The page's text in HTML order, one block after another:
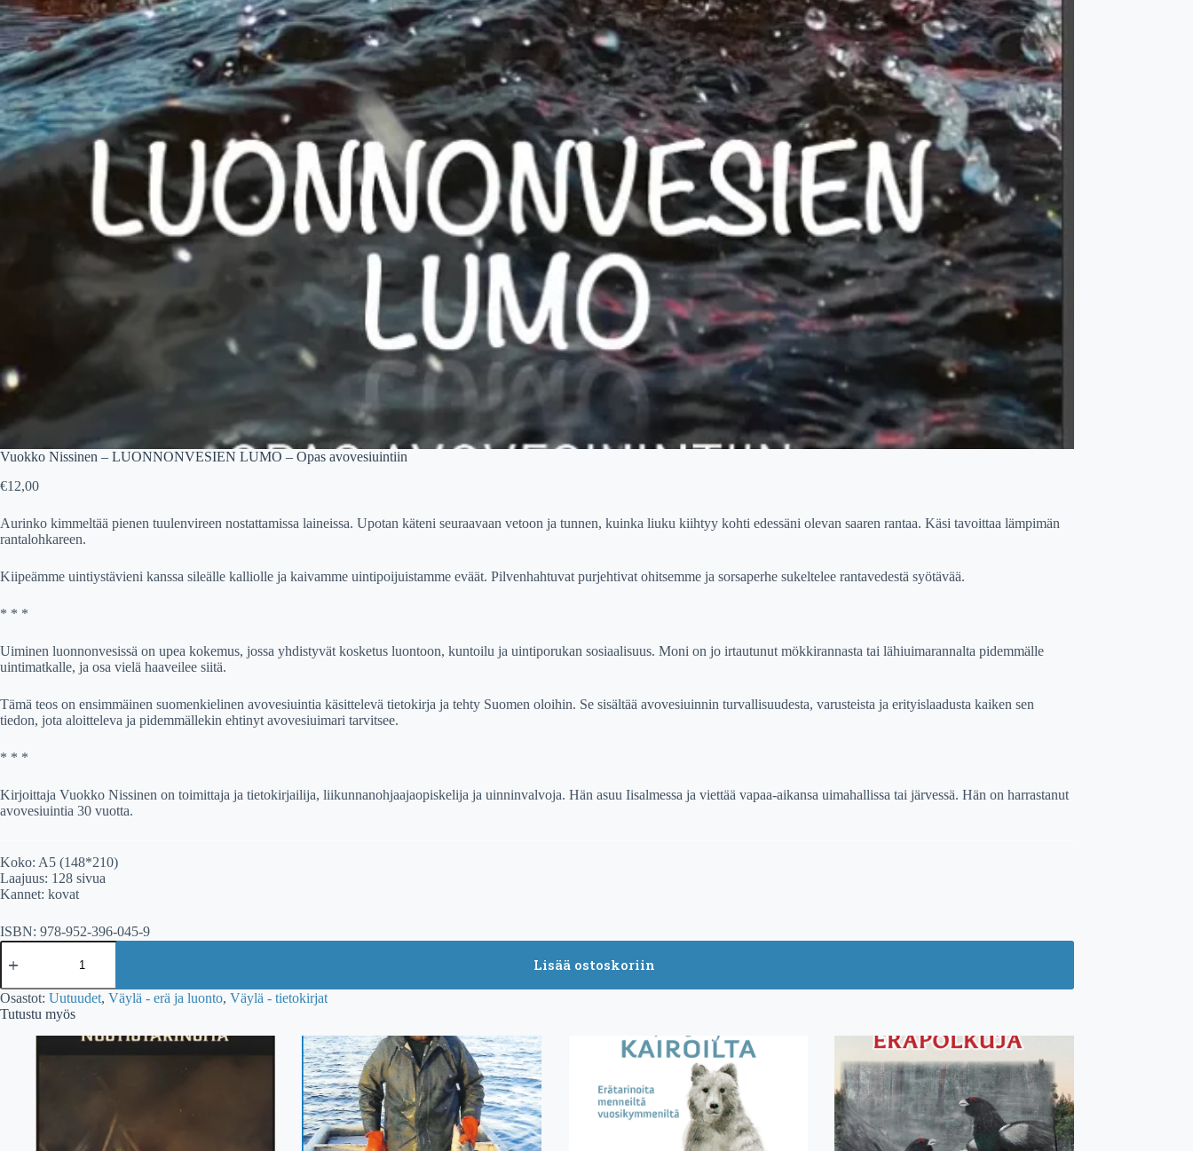
Vuokko Nissinen – LUONNONVESIEN LUMO – Opas avovesiuintiin
€12,00
Aurinko kimmeltää pienen tuulenvireen nostattamissa laineissa. Upotan käteni seuraavaan vetoon ja tunnen, kuinka liuku kiihtyy kohti edessäni olevan saaren rantaa. Käsi tavoittaa lämpimän
rantalohkareen.
Kiipeämme uintiystävieni kanssa sileälle kalliolle ja kaivamme uintipoijuistamme eväät. Pilvenhahtuvat purjehtivat ohitsemme ja sorsaperhe sukeltelee rantavedestä syötävää.
* * *
Uiminen luonnonvesissä on upea kokemus, jossa yhdistyvät kosketus luontoon, kuntoilu ja uintiporukan sosiaalisuus. Moni on jo irtautunut mökkirannasta tai lähiuimarannalta pidemmälle
uintimatkalle, ja osa vielä haaveilee siitä.
Tämä teos on ensimmäinen suomenkielinen avovesiuintia käsittelevä tietokirja ja tehty Suomen oloihin. Se sisältää avovesiuinnin turvallisuudesta, varusteista ja erityislaadusta kaiken sen
tiedon, jota aloitteleva ja pidemmällekin ehtinyt avovesiuimari tarvitsee.
* * *
Kirjoittaja Vuokko Nissinen on toimittaja ja tietokirjailija, liikunnanohjaajaopiskelija ja uinninvalvoja. Hän asuu Iisalmessa ja viettää vapaa-aikansa uimahallissa tai järvessä. Hän on harrastanut
avovesiuintia 30 vuotta.
Koko: A5 (148*210)
Laajuus: 128 sivua
Kannet: kovat
ISBN: 978-952-396-045-9
Vuokko
Nissinen
LUONNONVESIEN
LUMO
-
Lisää ostoskoriin
Osastot: Uutuudet, Väylä - erä ja luonto, Väylä - tietokirjat
Tutustu myös